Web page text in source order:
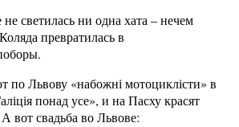
светилась ни одна хата – нечем
превратилась в
по Львову «набожні мотоциклісти» в
понад усе», и на Пасху красят
вот свадьба во Львове: